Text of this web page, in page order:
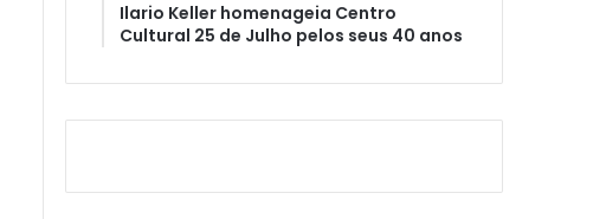
Ilario Keller homenageia Centro
Cultural 25 de Julho pelos seus 40 anos